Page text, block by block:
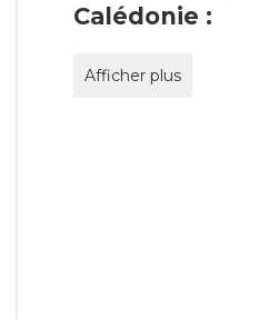
Calédonie :
Afficher plus